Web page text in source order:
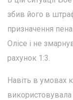
збив його в
призначення
Олісе і не
рахунок 1:3.
Навіть в умовах
використовувала